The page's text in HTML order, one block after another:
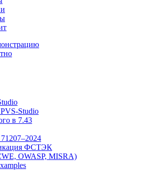
Studio
в 7.43
ФСТЭК
OWASP, MISRA)